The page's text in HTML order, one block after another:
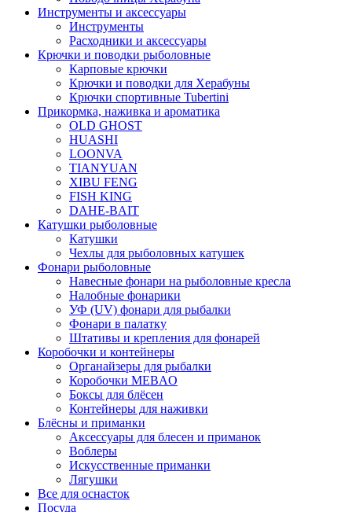
Инструменты и аксессуары
Инструменты
Расходники и аксессуары
Крючки и поводки рыболовные
Карповые крючки
Крючки и поводки для Херабуны
Крючки спортивные Tubertini
Прикормка, наживка и ароматика
OLD GHOST
HUASHI
LOONVA
TIANYUAN
XIBU FENG
FISH KING
DAHE-BAIT
Катушки рыболовные
Катушки
Чехлы для рыболовных катушек
Фонари рыболовные
Навесные фонари на рыболовные кресла
Налобные фонарики
УФ (UV) фонари для рыбалки
Фонари в палатку
Штативы и крепления для фонарей
Коробочки и контейнеры
Органайзеры для рыбалки
Коробочки MEBAO
Боксы для блёсен
Контейнеры для наживки
Блёсны и приманки
Аксессуары для блесен и приманок
Воблеры
Искусственные приманки
Лягушки
Все для оснасток
Посуда